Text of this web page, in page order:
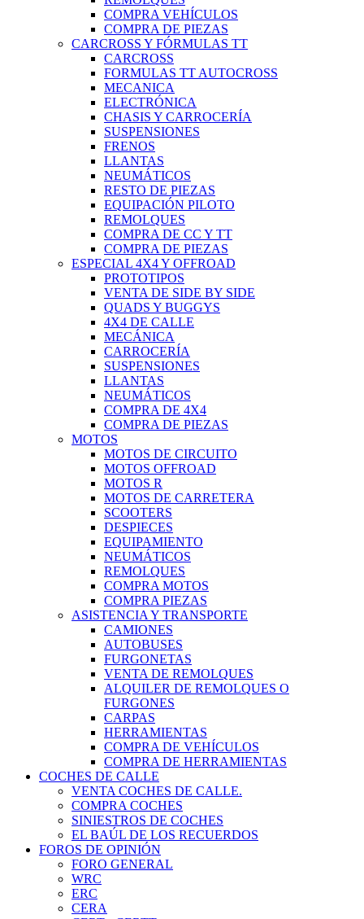
COMPRA VEHÍCULOS
COMPRA DE PIEZAS
CARCROSS Y FÓRMULAS TT
CARCROSS
FORMULAS TT AUTOCROSS
MECANICA
ELECTRÓNICA
CHASIS Y CARROCERÍA
SUSPENSIONES
FRENOS
LLANTAS
NEUMÁTICOS
RESTO DE PIEZAS
EQUIPACIÓN PILOTO
REMOLQUES
COMPRA DE CC Y TT
COMPRA DE PIEZAS
ESPECIAL 4X4 Y OFFROAD
PROTOTIPOS
VENTA DE SIDE BY SIDE
QUADS Y BUGGYS
4X4 DE CALLE
MECÁNICA
CARROCERÍA
SUSPENSIONES
LLANTAS
NEUMÁTICOS
COMPRA DE 4X4
COMPRA DE PIEZAS
MOTOS
MOTOS DE CIRCUITO
MOTOS OFFROAD
MOTOS R
MOTOS DE CARRETERA
SCOOTERS
DESPIECES
EQUIPAMIENTO
NEUMÁTICOS
REMOLQUES
COMPRA MOTOS
COMPRA PIEZAS
ASISTENCIA Y TRANSPORTE
CAMIONES
AUTOBUSES
FURGONETAS
VENTA DE REMOLQUES
ALQUILER DE REMOLQUES O
FURGONES
CARPAS
HERRAMIENTAS
COMPRA DE VEHÍCULOS
COMPRA DE HERRAMIENTAS
COCHES DE CALLE
VENTA COCHES DE CALLE.
COMPRA COCHES
SINIESTROS DE COCHES
EL BAÚL DE LOS RECUERDOS
FOROS DE OPINIÓN
FORO GENERAL
WRC
ERC
CERA